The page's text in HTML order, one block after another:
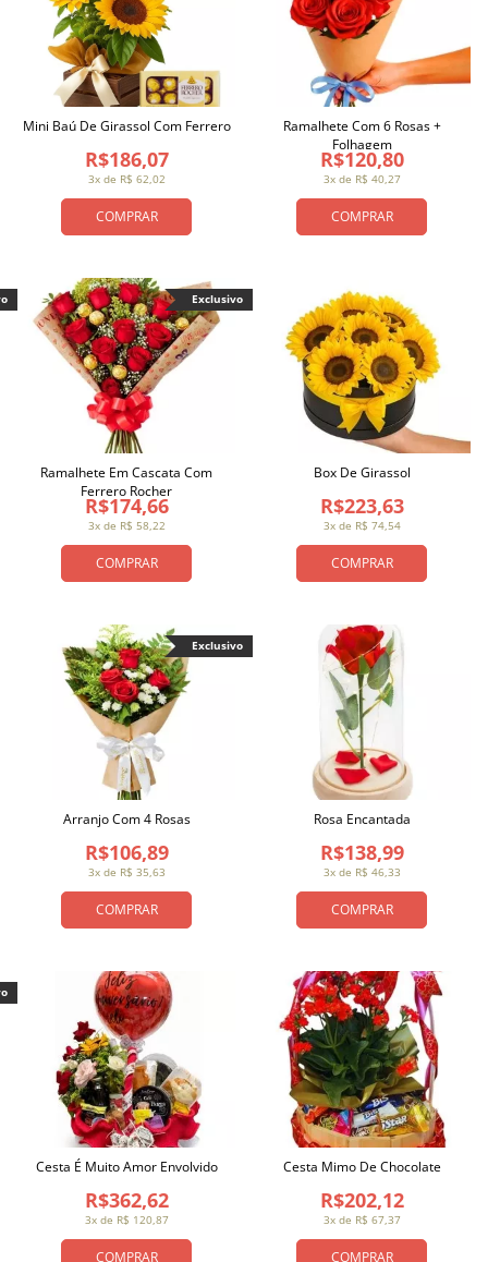
COMPRAR
3x de R$ 62,02
R$186,07
Mini Baú De Girassol Com Ferrero
COMPRAR
3x de R$ 40,27
R$120,80
Ramalhete Com 6 Rosas +
Folhagem
COMPRAR
3x de R$ 58,22
R$174,66
Ramalhete Em Cascata Com
Ferrero Rocher
Exclusivo
COMPRAR
3x de R$ 74,54
R$223,63
Box De Girassol
COMPRAR
3x de R$ 35,63
R$106,89
Arranjo Com 4 Rosas
Exclusivo
COMPRAR
3x de R$ 46,33
R$138,99
Rosa Encantada
COMPRAR
3x de R$ 120,87
R$362,62
Cesta É Muito Amor Envolvido
COMPRAR
3x de R$ 67,37
R$202,12
Cesta Mimo De Chocolate